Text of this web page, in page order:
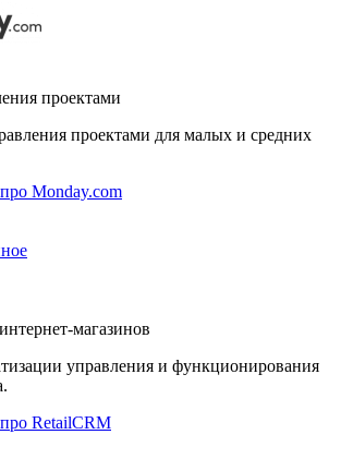
проектами
проектами для малых и средних
Monday.com
магазинов
управления и функционирования
RetailCRM